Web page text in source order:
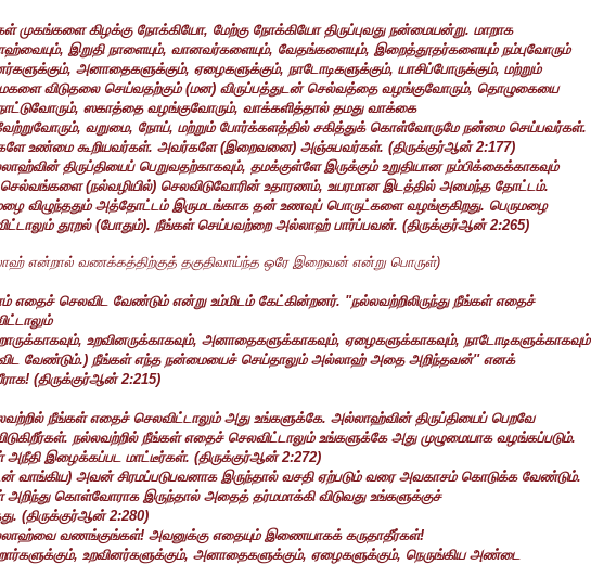
முகங்களை கிழக்கு நோக்கியோ, மேற்கு நோக்கியோ திருப்புவது நன்மையன்று. மாறாக
, இறுதி நாளையும், வானவர்களையும், வேதங்களையும், இறைத்தூதர்களையும் நம்புவோரும்
, அனாதைகளுக்கும், ஏழைகளுக்கும், நாடோடிகளுக்கும், யாசிப்போருக்கும், மற்றும்
விடுதலை செய்வதற்கும் (மன) விருப்பத்துடன் செல்வத்தை வழங்குவோரும், தொழுகையை
, ஸகாத்தை வழங்குவோரும், வாக்களித்தால் தமது வாக்கை
, வறுமை, நோய், மற்றும் போர்க்களத்தில் சகித்துக் கொள்வோருமே நன்மை செய்பவர்கள்.
உண்மை கூறியவர்கள். அவர்களே (இறைவனை) அஞ்சுபவர்கள். (திருக்குர்ஆன்2:177)
திருப்தியைப் பெறுவதற்காகவும், தமக்குள்ளே இருக்கும் உறுதியான நம்பிக்கைக்காகவும்
செல்வங்களை (நல்வழியில்) செலவிடுவோரின் உதாரணம், உயரமான இடத்தில் அமைந்த தோட்டம்.
விழுந்ததும் அத்தோட்டம் இருமடங்காக தன் உணவுப் பொருட்களை வழங்குகிறது. பெருமழை
தூறல் (போதும்). நீங்கள் செய்பவற்றை அல்லாஹ் பார்ப்பவன். (திருக்குர்ஆன்2:265)
என்றால் வணக்கத்திற்குத் தகுதிவாய்ந்த ஒரே இறைவன் என்று பொருள்)
எதைச் செலவிட வேண்டும் என்று உம்மிடம் கேட்கின்றனர். "நல்லவற்றிலிருந்து நீங்கள் எதைச்
, உறவினருக்காகவும், அனாதைகளுக்காகவும், ஏழைகளுக்காகவும், நாடோடிகளுக்காகவும்
வேண்டும்.) நீங்கள் எந்த நன்மையைச் செய்தாலும் அல்லாஹ் அதை அறிந்தவன்'' எனக்
(திருக்குர்ஆன்2:215)
நீங்கள் எதைச் செலவிட்டாலும் அது உங்களுக்கே. அல்லாஹ்வின் திருப்தியைப் பெறவே
நல்லவற்றில் நீங்கள் எதைச் செலவிட்டாலும் உங்களுக்கே அது முழுமையாக வழங்கப்படும்.
அநீதி இழைக்கப்பட மாட்டீர்கள். (திருக்குர்ஆன்2:272)
வாங்கிய) அவன் சிரமப்படுபவனாக இருந்தால் வசதி ஏற்படும் வரை அவகாசம் கொடுக்க வேண்டும்.
அறிந்து கொள்வோராக இருந்தால் அதைத் தர்மமாக்கி விடுவது உங்களுக்குச்
(திருக்குர்ஆன்2:280)
வணங்குங்கள்! அவனுக்கு எதையும் இணையாகக் கருதாதீர்கள்!
, உறவினர்களுக்கும், அனாதைகளுக்கும், ஏழைகளுக்கும், நெருங்கிய அண்டை